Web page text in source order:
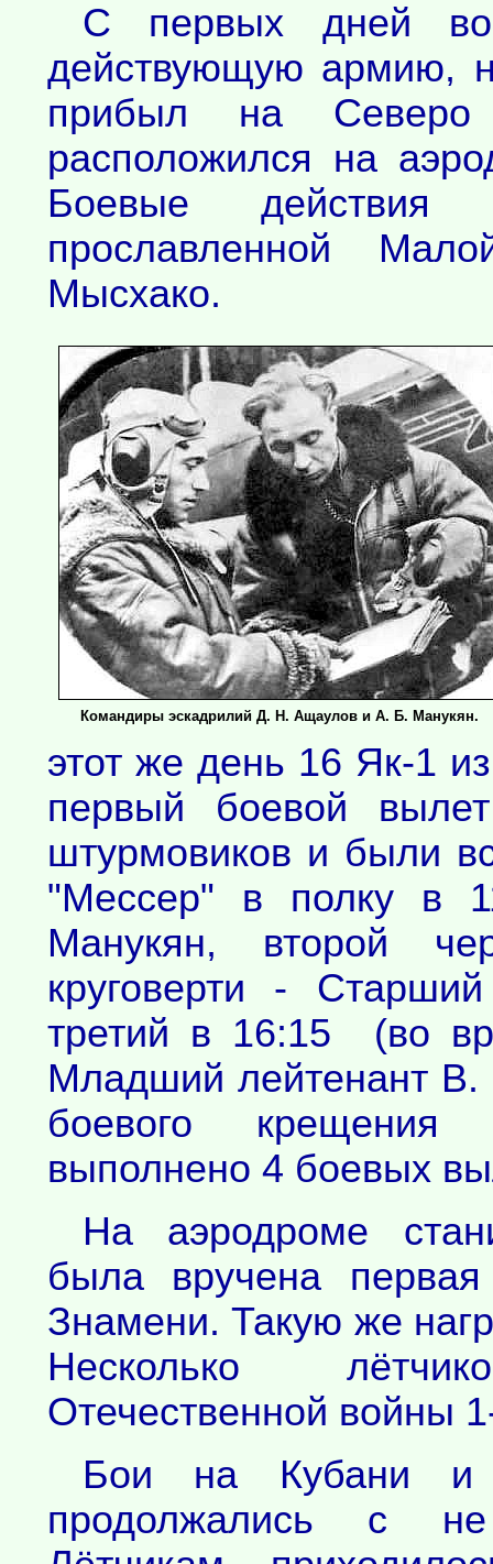
С первых дней
действующую армию,
прибыл на
расположился на
Боевые действия
прославленной
Мысхако.
Командиры эскадрилий Д. Н. Ащаулов и А. Б. Манукян.
этот же день 16 Як-1
первый боевой
штурмовиков и были
"Мессер" в полку в
Манукян, второй
круговерти -
третий в 16:15 (во
Младший лейтенант В.
боевого
выполнено 4 боевых
На аэродроме
была вручена
Знамени. Такую же
Несколько
Отечественной войны
Бои на Кубани и
продолжались с